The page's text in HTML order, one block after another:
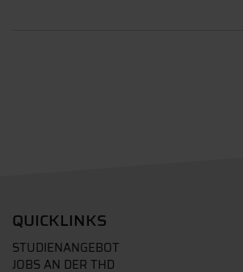
QUICKLINKS
STUDIENANGEBOT
JOBS AN DER THD